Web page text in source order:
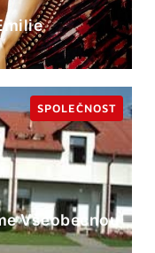
Všeobecnou
SPOLEČNOST